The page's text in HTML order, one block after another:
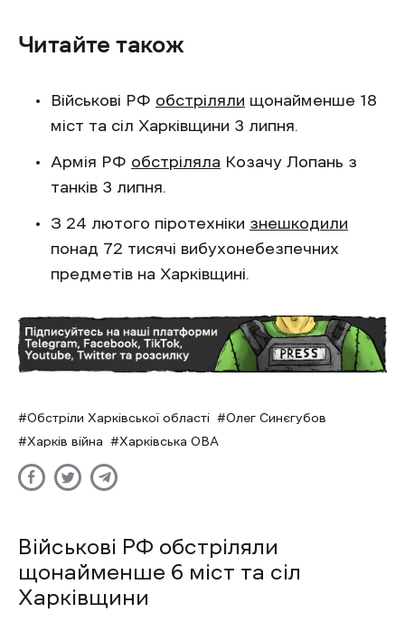
Читайте також
Військові РФ обстріляли щонайменше 18
міст та сіл Харківщини 3 липня.
Армія РФ обстріляла Козачу Лопань з
танків 3 липня.
З 24 лютого піротехніки знешкодили
понад 72 тисячі вибухонебезпечних
предметів на Харківщині.
Обстріли Харківської області
Олег Синєгубов
Харків війна
Харківська ОВА
Військові РФ обстріляли
щонайменше 6 міст та сіл
Харківщини